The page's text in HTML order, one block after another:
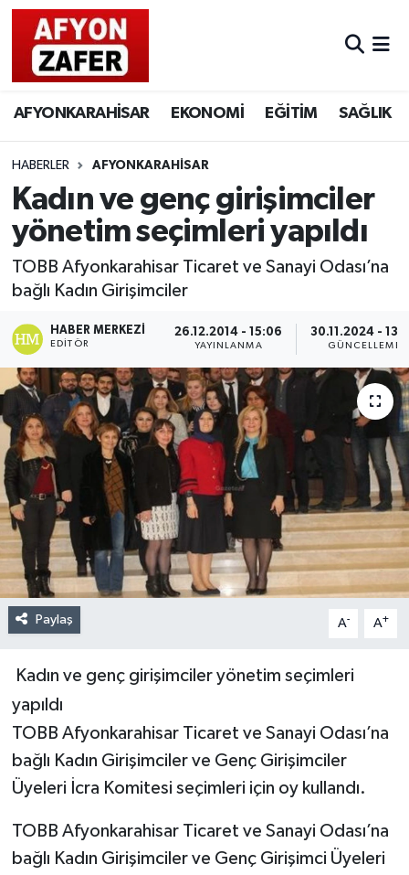
AFYONKARAHİSAR EKONOMİ EĞİTİM SAĞLIK
HABERLER AFYONKARAHİSAR
Kadın ve genç girişimciler
yönetim seçimleri yapıldı
TOBB Afyonkarahisar Ticaret ve Sanayi Odası’na
bağlı Kadın Girişimciler
HABER MERKEZI
EDITÖR
26.12.2014 - 15:06
YAYINLANMA
30.11.2024 -
GÜNCELLEME
Paylaş A- A+
Kadın ve genç girişimciler yönetim seçimleri
yapıldı
TOBB Afyonkarahisar Ticaret ve Sanayi Odası’na
bağlı Kadın Girişimciler ve Genç Girişimciler
Üyeleri İcra Komitesi seçimleri için oy kullandı.
TOBB Afyonkarahisar Ticaret ve Sanayi Odası’na
bağlı Kadın Girişimciler ve Genç Girişimci Üyeleri